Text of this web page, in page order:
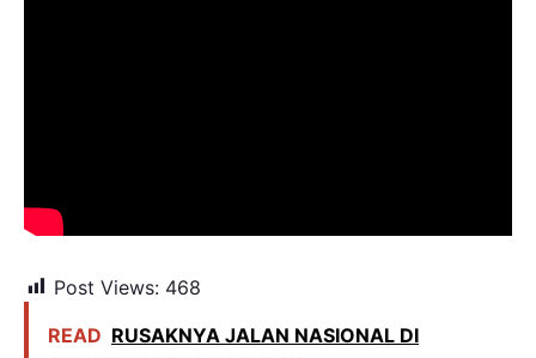
Post Views: 468
READ RUSAKNYA JALAN NASIONAL DI